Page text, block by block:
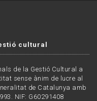
cultural
de la Gestió Cultural a
sense ànim de lucre al
de Catalunya amb
NIF: G60291408